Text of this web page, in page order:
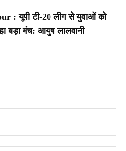
: यूपी टी-20 लीग से युवाओं को
बड़ा मंच: आयुष लालवानी